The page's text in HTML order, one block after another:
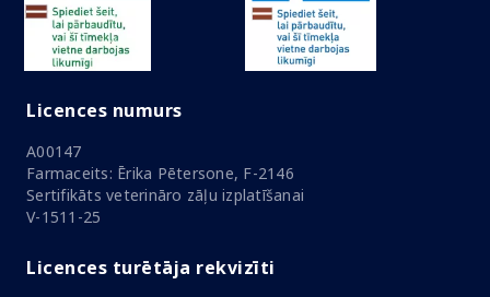
Licences numurs
A00147
Farmaceits: Ērika Pētersone, F-2146
Sertifikāts veterināro zāļu izplatīšanai
V-1511-25
Licences turētāja rekvizīti